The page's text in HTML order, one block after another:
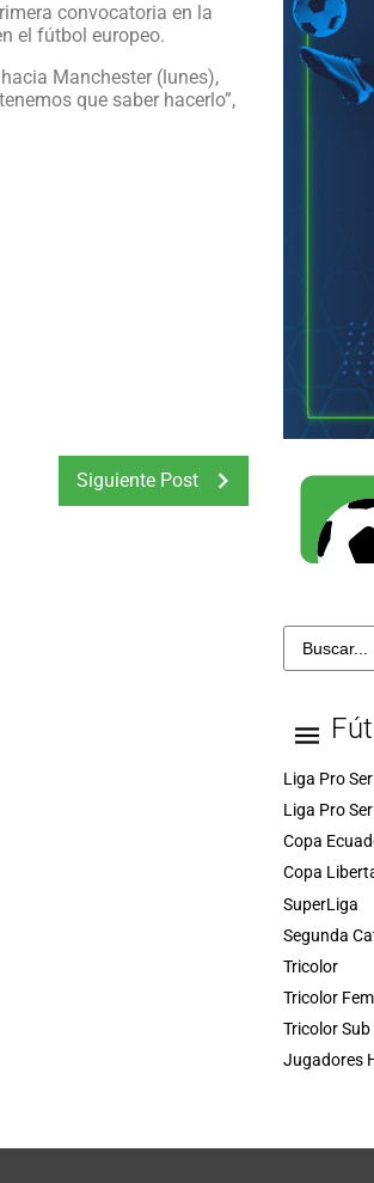
convocatoria en la
el fútbol europeo.
Manchester (lunes),
que saber hacerlo”,
Siguiente Post
Liga Pro
Liga Pro
Copa
Copa
SuperLiga
Segunda
Tricolor
Tricolor
Tricolor Sub
Jugadores